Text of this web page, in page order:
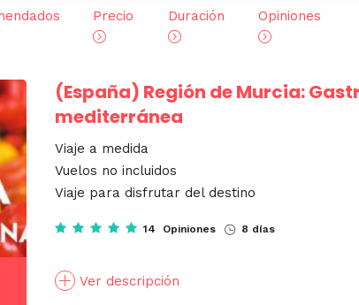
Precio Duración Opiniones
(España) Región de Murcia:
mediterránea
Viaje a medida
Vuelos no incluidos
Viaje para disfrutar del destino
14 Opiniones 8 días
Ver descripción